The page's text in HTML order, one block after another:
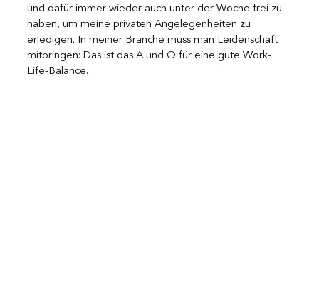
und dafür immer wieder auch unter der Woche frei zu
haben, um meine privaten Angelegenheiten zu
erledigen. In meiner Branche muss man Leidenschaft
mitbringen: Das ist das A und O für eine gute Work-
Life-Balance.